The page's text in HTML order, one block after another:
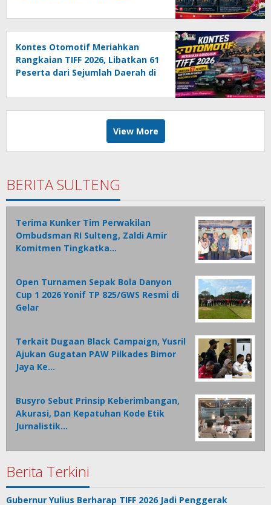
Kontes Otomotif Meriahkan
Rangkaian TIFF 2026, Libatkan 61
Peserta dari Sejumlah Daerah di
View More
BERITA SULTENG
Terima Kunker Tim Perwakilan
Ombudsman RI Sulteng, Zaldi Amir
Komitmen Tingkatka…
Open Turnamen Sepak Bola Danyon
Cup 1 2026 Yonif TP 825/GWS Resmi di
Gelar
Terkait Dugaan Black Campaign, Yusril
Ajukan Gugatan PAW Pilkades Bimor
Jaya Ke…
Busyro Sebut Prinsip Keberimbangan,
Akurasi, Dan Kepatuhan Kode Etik
Jurnalistik…
Berita Terkini
Gubernur Yulius Berharap TIFF 2026 Jadi Penggerak